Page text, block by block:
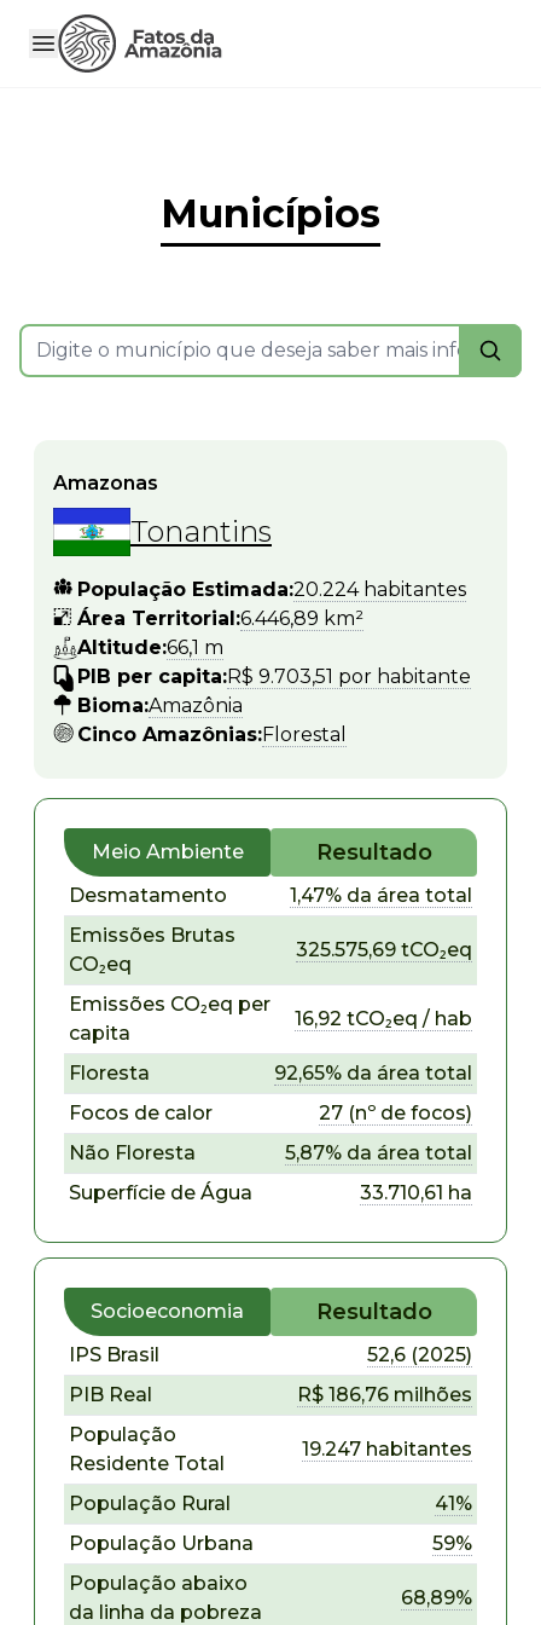
Municípios
Amazonas
Tonantins
População Estimada:20.224 habitantes
Área Territorial:6.446,89 km²
Altitude:66,1 m
PIB per capita:R$ 9.703,51 por habitante
Bioma:Amazônia
Cinco Amazônias:Florestal
Meio Ambiente Resultado
Desmatamento
1,47% da área total
Emissões Brutas
CO₂eq
325.575,69 tCO₂eq
Emissões CO₂eq per
capita
16,92 tCO₂eq / hab
Floresta
92,65% da área total
Focos de calor
27 (nº de focos)
Não Floresta
5,87% da área total
Superfície de Água
33.710,61 ha
Socioeconomia Resultado
IPS Brasil
52,6 (2025)
PIB Real
R$ 186,76 milhões
População
Residente Total
19.247 habitantes
População Rural
41%
População Urbana
59%
População abaixo
da linha da pobreza
68,89%